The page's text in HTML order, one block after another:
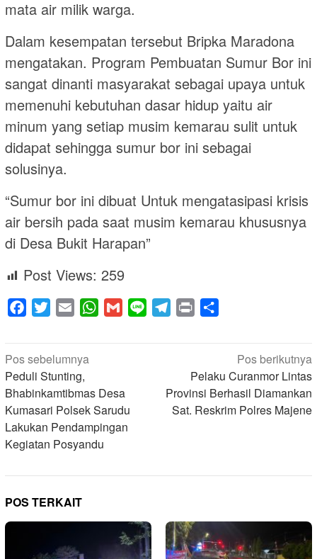
mata air milik warga.
Dalam kesempatan tersebut Bripka Maradona
mengatakan. Program Pembuatan Sumur Bor ini
sangat dinanti masyarakat sebagai upaya untuk
memenuhi kebutuhan dasar hidup yaitu air
minum yang setiap musim kemarau sulit untuk
didapat sehingga sumur bor ini sebagai
solusinya.
“Sumur bor ini dibuat Untuk mengatasipasi krisis
air bersih pada saat musim kemarau khususnya
di Desa Bukit Harapan”
Post Views: 259
Facebook
Twitter Email WhatsApp
Gmail Line Telegram
Print
Navigasi
pos
Pos sebelumnya
Peduli Stunting,
Bhabinkamtibmas Desa
Kumasari Polsek Sarudu
Lakukan Pendampingan
Kegiatan Posyandu
Pos berikutnya
Pelaku Curanmor Lintas
Provinsi Berhasil Diamankan
Sat. Reskrim Polres Majene
POS TERKAIT